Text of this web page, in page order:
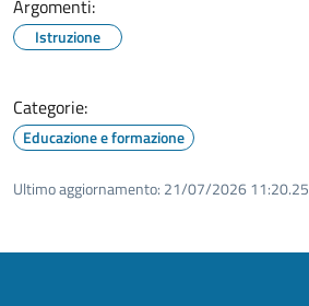
Argomenti:
Istruzione
Categorie:
Educazione e formazione
Ultimo aggiornamento: 21/07/2026 11:20.25